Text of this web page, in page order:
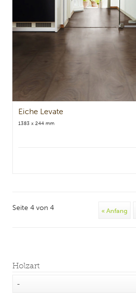
Eiche Levate
1383 x 244 mm
Seite 4 von 4 « Anfang
Holzart